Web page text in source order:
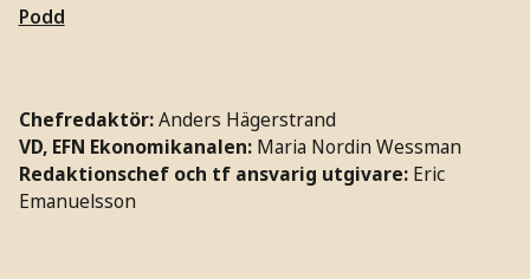
Podd
Chefredaktör:Anders Hägerstrand
VD, EFN Ekonomikanalen: Maria Nordin Wessman
Redaktionschef och tf ansvarig utgivare: Eric
Emanuelsson